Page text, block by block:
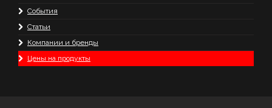
События
Статьи
Компании и бренды
Цены на продукты